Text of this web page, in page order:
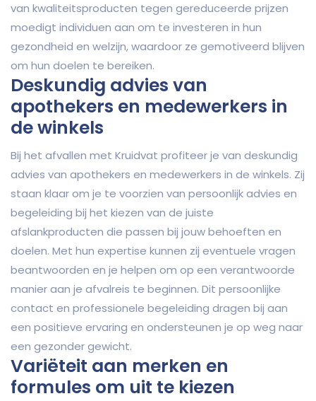
van kwaliteitsproducten tegen gereduceerde prijzen
moedigt individuen aan om te investeren in hun
gezondheid en welzijn, waardoor ze gemotiveerd blijven
om hun doelen te bereiken.
Deskundig advies van
apothekers en medewerkers in
de winkels
Bij het afvallen met Kruidvat profiteer je van deskundig
advies van apothekers en medewerkers in de winkels. Zij
staan klaar om je te voorzien van persoonlijk advies en
begeleiding bij het kiezen van de juiste
afslankproducten die passen bij jouw behoeften en
doelen. Met hun expertise kunnen zij eventuele vragen
beantwoorden en je helpen om op een verantwoorde
manier aan je afvalreis te beginnen. Dit persoonlijke
contact en professionele begeleiding dragen bij aan
een positieve ervaring en ondersteunen je op weg naar
een gezonder gewicht.
Variëteit aan merken en
formules om uit te kiezen